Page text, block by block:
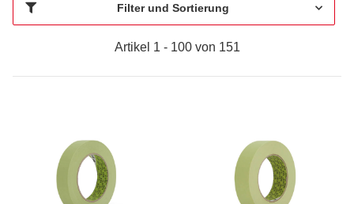
Filter und Sortierung
Artikel 1 - 100 von 151